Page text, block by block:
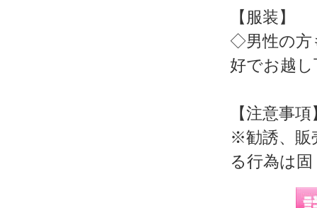
【服装】
◇男性の方
好でお越
【注意事項
※勧誘、販
る行為は